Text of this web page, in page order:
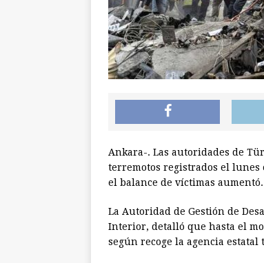
Ankara-. Las autoridades de
terremotos registrados el
el balance de víctimas aumentó.
La Autoridad de Gestión de
Interior, detalló que hasta el
según recoge la agencia